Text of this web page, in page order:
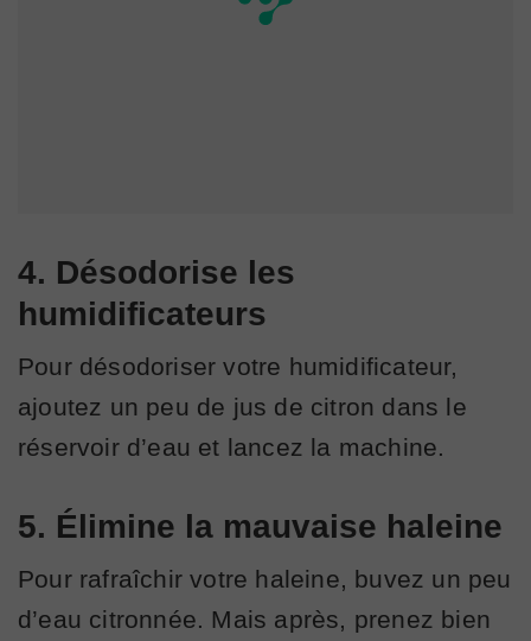
4. Désodorise les
humidificateurs
Pour désodoriser votre humidificateur,
ajoutez un peu de jus de citron dans le
réservoir d’eau et lancez la machine.
5. Élimine la mauvaise haleine
Pour rafraîchir votre haleine, buvez un peu
d’eau citronnée. Mais après, prenez bien